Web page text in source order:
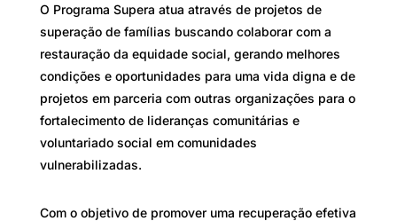
O Programa Supera atua através de projetos de
superação de famílias buscando colaborar com a
restauração da equidade social, gerando melhores
condições e oportunidades para uma vida digna e de
projetos em parceria com outras organizações para o
fortalecimento de lideranças comunitárias e
voluntariado social em comunidades
vulnerabilizadas.
Com o objetivo de promover uma recuperação efetiva